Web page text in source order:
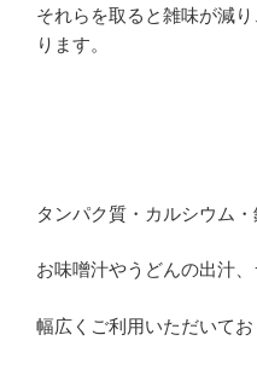
それらを取ると雑味が減
ります。
タンパク質・カルシウム
お味噌汁やうどんの出汁
幅広くご利用いただいてお